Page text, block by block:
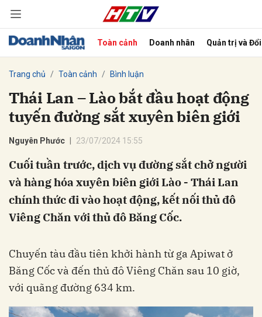
Toàn cảnh Doanh nhân Quản trị và
Trang chủ Toàn cảnh Bình luận
Thái Lan – Lào bắt đầu hoạt động
tuyến đường sắt xuyên biên giới
Nguyên Phước 23/07/2024 15:55
Cuối tuần trước, dịch vụ đường sắt chở người
và hàng hóa xuyên biên giới Lào - Thái Lan
chính thức đi vào hoạt động, kết nối thủ đô
Viêng Chăn với thủ đô Băng Cốc.
Chuyến tàu đầu tiên khởi hành từ ga Apiwat ở
Băng Cốc và đến thủ đô Viêng Chăn sau 10 giờ,
với quãng đường 634 km.
Hủy